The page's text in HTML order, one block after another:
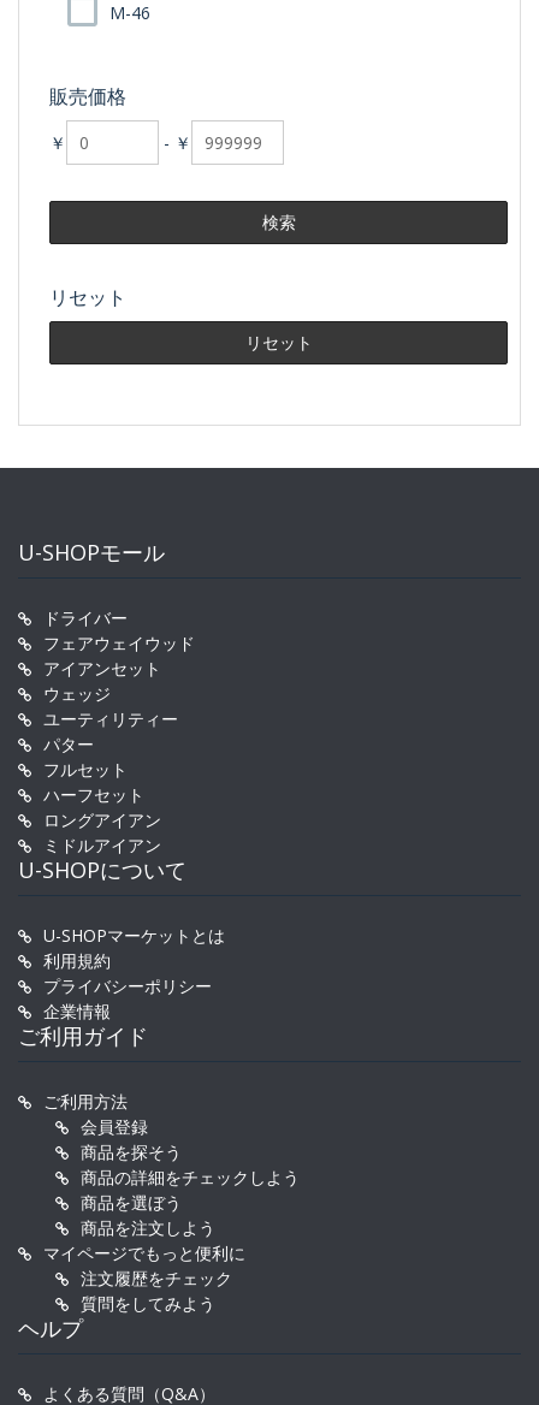
M-46
販売価格
￥ - ￥
リセット
U-SHOPモール
ドライバー
フェアウェイウッド
アイアンセット
ウェッジ
ユーティリティー
パター
フルセット
ハーフセット
ロングアイアン
ミドルアイアン
U-SHOPについて
U-SHOPマーケットとは
利用規約
プライバシーポリシー
企業情報
ご利用ガイド
ご利用方法
会員登録
商品を探そう
商品の詳細をチェックしよう
商品を選ぼう
商品を注文しよう
マイページでもっと便利に
注文履歴をチェック
質問をしてみよう
ヘルプ
よくある質問（Q&A）